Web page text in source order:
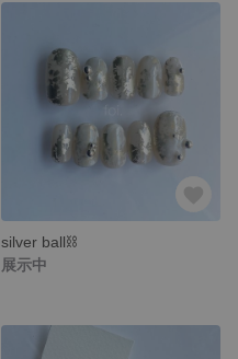
silver ball⛓️
展示中